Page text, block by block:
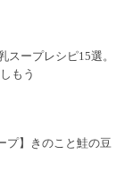
スープレシピ15選。
もう
プ】きのこと鮭の豆